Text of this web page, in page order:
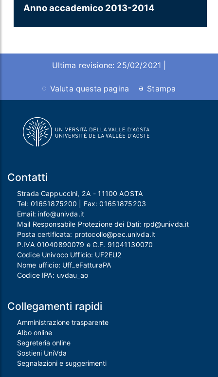
Anno accademico 2013-2014
Ultima revisione: 25/02/2021 |
Valuta questa pagina Stampa
Contatti
Strada Cappuccini, 2A - 11100 AOSTA
Tel: 01651875200 | Fax:01651875203
Email: info@univda.it
Mail Responsabile Protezione dei Dati: rpd@univda.it
Posta certificata: protocollo@pec.univda.it
P.IVA 01040890079 e C.F. 91041130070
Codice Univoco Ufficio: UF2EU2
Nome ufficio: Uff_eFatturaPA
Codice IPA: uvdau_ao
Collegamenti rapidi
Amministrazione trasparente
Albo online
Segreteria online
Sostieni UniVda
Segnalazioni e suggerimenti